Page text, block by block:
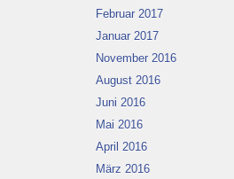
Februar 2017
Januar 2017
November 2016
August 2016
Juni 2016
Mai 2016
April 2016
März 2016